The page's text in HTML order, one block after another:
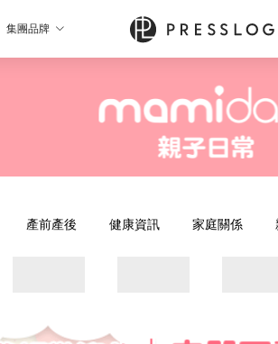
集團品牌
產前產後 健康資訊 家庭關係